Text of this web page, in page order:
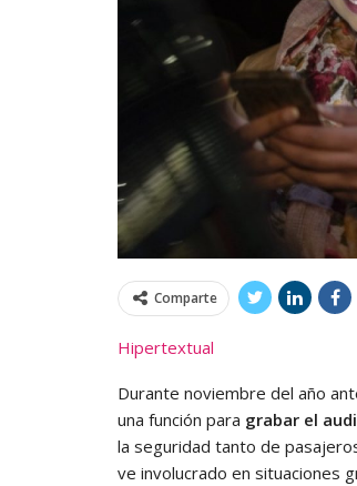
Comparte
Hipertextual
Durante noviembre del año
una función para grabar el
la seguridad tanto de
ve involucrado en situaciones